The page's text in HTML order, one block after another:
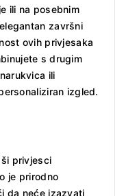
ili na posebnim
završni
ovih privjesaka
s drugim
ili
izgled.
privjesci
je prirodno
da neće izazvati